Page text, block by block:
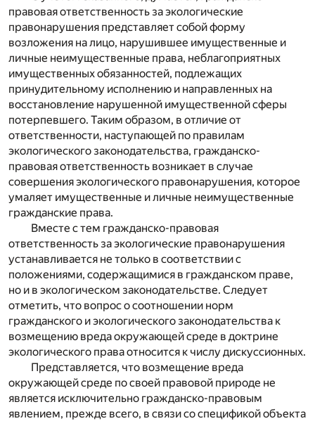
правовая ответственность за экологические
правонарушения представляет собой форму
возложения на лицо, нарушившее имущественные и
личные неимущественные права, неблагоприятных
имущественных обязанностей, подлежащих
принудительному исполнению и направленных на
восстановление нарушенной имущественной сферы
потерпевшего. Таким образом, в отличие от
ответственности, наступающей по правилам
экологического законодательства, гражданско-
правовая ответственность возникает в случае
совершения экологического правонарушения, которое
умаляет имущественные и личные неимущественные
гражданские права.
Вместе с тем гражданско-правовая
ответственность за экологические правонарушения
устанавливается не только в соответствии с
положениями, содержащимися в гражданском праве,
но и в экологическом законодательстве. Следует
отметить, что вопрос о соотношении норм
гражданского и экологического законодательства к
возмещению вреда окружающей среде в доктрине
экологического права относится к числу дискуссионных.
Представляется, что возмещение вреда
окружающей среде по своей правовой природе не
является исключительно гражданско-правовым
явлением, прежде всего, в связи со спецификой объекта